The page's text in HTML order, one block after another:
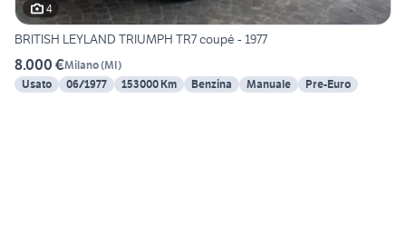
4
BRITISH LEYLAND TRIUMPH TR7 coupé - 1977
8.000 €Milano(MI)
Usato
06/1977 153000 Km Benzina Manuale Pre-Euro